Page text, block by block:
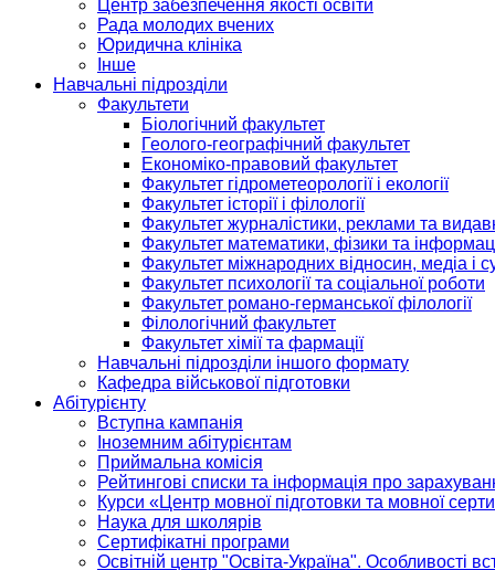
Центр забезпечення якості освіти
Рада молодих вчених
Юридична клініка
Інше
Навчальні підрозділи
Факультети
Біологічний факультет
Геолого-географічний факультет
Економіко-правовий факультет
Факультет гідрометеорології і екології
Факультет історії і філології
Факультет журналістики, реклами та
Факультет математики, фізики та
Факультет міжнародних відносин, медіа і
Факультет психології та соціальної роботи
Факультет романо-германської філології
Філологічний факультет
Факультет хімії та фармації
Навчальні підрозділи іншого формату
Кафедра військової підготовки
Абітурієнту
Вступна кампанія
Іноземним абітурієнтам
Приймальна комісія
Рейтингові списки та інформація про
Курси «Центр мовної підготовки та мовної
Наука для школярів
Сертифікатні програми
Освітній центр "Освіта-Україна". Особливості